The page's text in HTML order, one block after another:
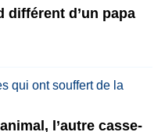
différent d’un papa
l’autre casse-